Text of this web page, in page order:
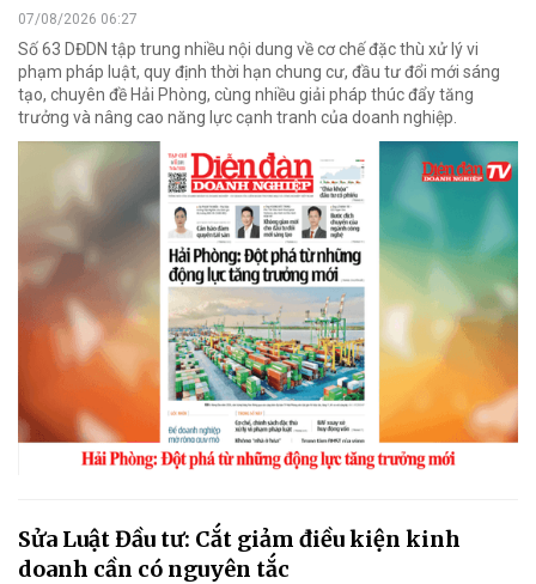
07/08/2026 06:27
Số 63 DĐDN tập trung nhiều nội dung về cơ chế đặc thù xử lý vi
phạm pháp luật, quy định thời hạn chung cư, đầu tư đổi mới sáng
tạo, chuyên đề Hải Phòng, cùng nhiều giải pháp thúc đẩy tăng
trưởng và nâng cao năng lực cạnh tranh của doanh nghiệp.
Sửa Luật Đầu tư: Cắt giảm điều kiện kinh
doanh cần có nguyên tắc